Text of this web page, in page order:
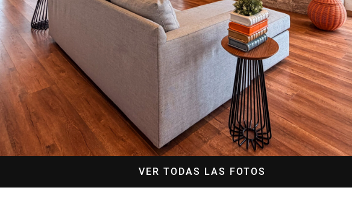
VER TODAS LAS FOTOS